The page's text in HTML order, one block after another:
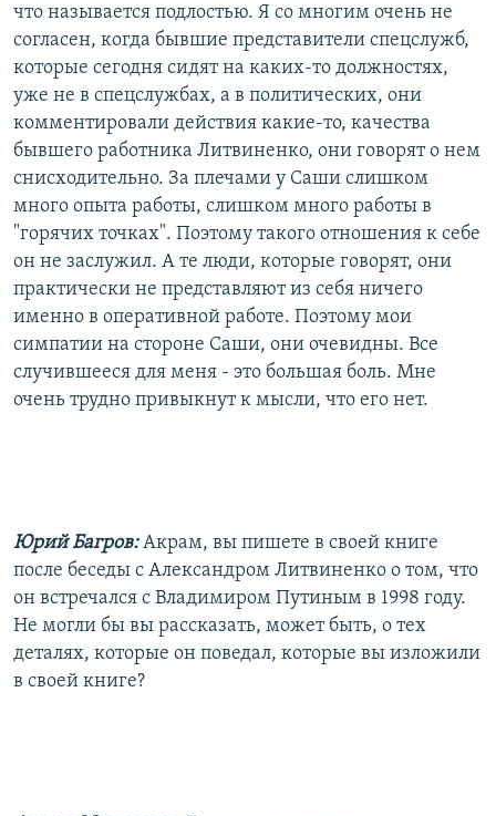
что называется подлостью. Я со многим очень не
согласен, когда бывшие представители спецслужб,
которые сегодня сидят на каких-то должностях,
уже не в спецслужбах, а в политических, они
комментировали действия какие-то, качества
бывшего работника Литвиненко, они говорят о нем
снисходительно. За плечами у Саши слишком
много опыта работы, слишком много работы в
"горячих точках". Поэтому такого отношения к себе
он не заслужил. А те люди, которые говорят, они
практически не представляют из себя ничего
именно в оперативной работе. Поэтому мои
симпатии на стороне Саши, они очевидны. Все
случившееся для меня - это большая боль. Мне
очень трудно привыкнут к мысли, что его нет.
Юрий Багров:Акрам, вы пишете в своей книге
после беседы с Александром Литвиненко о том, что
он встречался с Владимиром Путиным в 1998 году.
Не могли бы вы рассказать, может быть, о тех
деталях, которые он поведал, которые вы изложили
в своей книге?